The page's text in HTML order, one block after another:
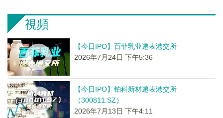
視頻
【今日IPO】百菲乳业递表港交所
2026年7月24日 下午5:36
【今日IPO】铂科新材递表港交所
（300811.SZ）
2026年7月13日 下午4:11